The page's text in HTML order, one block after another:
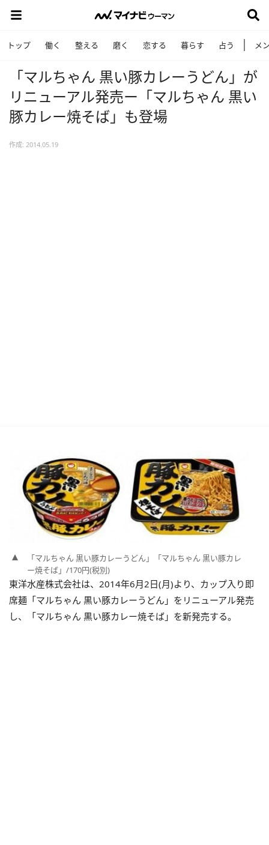
トップ 働く 整える 磨く 恋する 暮らす 占う メ
「マルちゃん 黒い豚カレーうどん」が
リニューアル発売ー「マルちゃん 黒い
豚カレー焼そば」も登場
作成: 2014.05.19
「マルちゃん 黒い豚カレーうどん」「マルちゃん 黒い豚カレ
ー焼そば」/170円(税別)
東洋水産株式会社は、2014年6月2日(月)より、カップ入り即
席麺「マルちゃん 黒い豚カレーうどん」をリニューアル発売
し、「マルちゃん 黒い豚カレー焼そば」を新発売する。